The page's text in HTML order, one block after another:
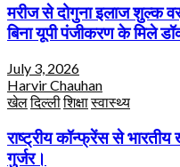
मरीज से दोगुना इलाज शुल्क
बिना यूपी पंजीकरण के मिले
July 3, 2026
Harvir Chauhan
खेलदिल्लीशिक्षास्वास्थ्य
राष्ट्रीय कॉन्फ्रेंस से भारतीय
गुर्जर।